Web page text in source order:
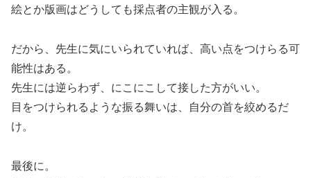
絵とか版画はどうしても採点者の主観が入る。
だから、先生に気にいられていれば、高い点をつけらる可
能性はある。
先生には逆らわず、にこにこして接した方がいい。
目をつけられるような振る舞いは、自分の首を絞めるだ
け。
最後に。